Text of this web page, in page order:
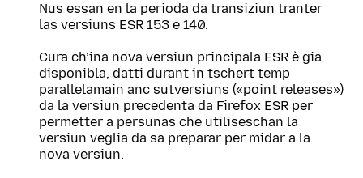
Nus essan en la perioda da transiziun tranter
las versiuns ESR 153 e 140.
Cura ch’ina nova versiun principala ESR è gia
disponibla, datti durant in tschert temp
parallelamain anc sutversiuns («point releases»)
da la versiun precedenta da Firefox ESR per
permetter a persunas che utiliseschan la
versiun veglia da sa preparar per midar a la
nova versiun.